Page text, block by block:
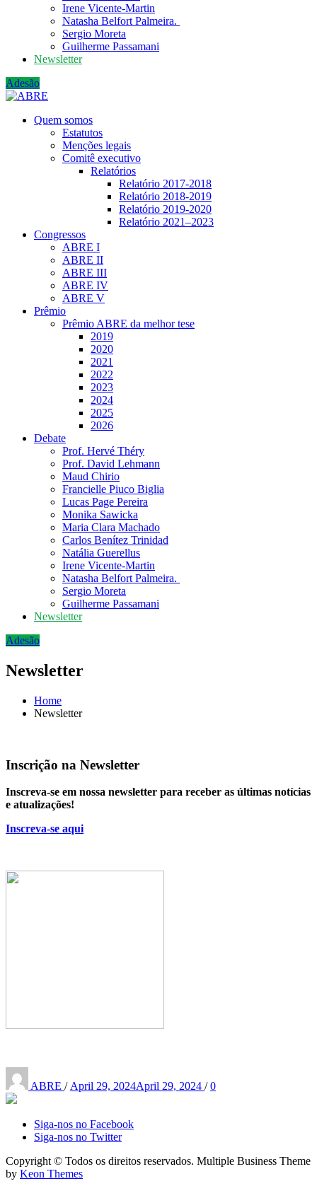
Irene Vicente-Martin
Natasha Belfort Palmeira.
Sergio Moreta
Guilherme Passamani
Newsletter
Adesão
Quem somos
Estatutos
Menções legais
Comitê executivo
Relatórios
Relatório 2017-2018
Relatório 2018-2019
Relatório 2019-2020
Relatório 2021‒2023
Congressos
ABRE I
ABRE II
ABRE III
ABRE IV
ABRE V
Prêmio
Prêmio ABRE da melhor tese
2019
2020
2021
2022
2023
2024
2025
2026
Debate
Prof. Hervé Théry
Prof. David Lehmann
Maud Chirio
Francielle Piuco Biglia
Lucas Page Pereira
Monika Sawicka
Maria Clara Machado
Carlos Benítez Trinidad
Natália Guerellus
Irene Vicente-Martin
Natasha Belfort Palmeira.
Sergio Moreta
Guilherme Passamani
Newsletter
Adesão
Newsletter
Home
Newsletter
Inscrição na Newsletter
Inscreva-se em nossa newsletter para receber as últimas notícias
e atualizações!
Inscreva-se aqui
ABRE / on
April 29, 2024April 29, 2024 / 0
Siga-nos no Facebook
Siga-nos no Twitter
Copyright © Todos os direitos reservados. Multiple Business Theme
by Keon Themes